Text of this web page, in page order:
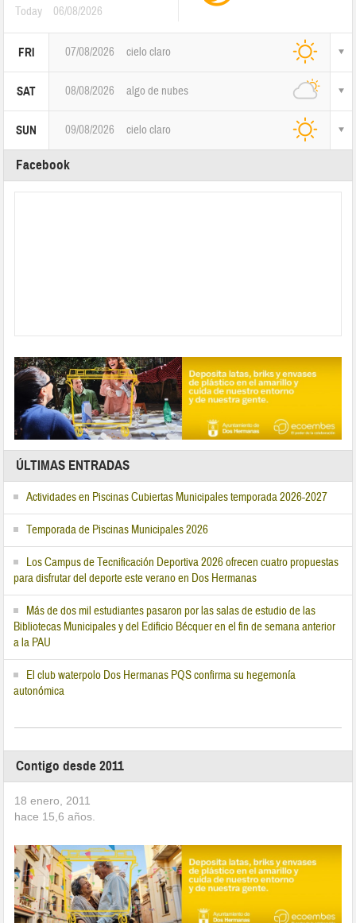
Today 06/08/2026
FRI 07/08/2026 cielo claro
SAT 08/08/2026 algo de nubes
SUN 09/08/2026 cielo claro
Facebook
ÚLTIMAS ENTRADAS
Actividades en Piscinas Cubiertas Municipales temporada 2026-2027
Temporada de Piscinas Municipales 2026
Los Campus de Tecnificación Deportiva 2026 ofrecen cuatro propuestas
para disfrutar del deporte este verano en Dos Hermanas
Más de dos mil estudiantes pasaron por las salas de estudio de las
Bibliotecas Municipales y del Edificio Bécquer en el fin de semana anterior
a la PAU
El club waterpolo Dos Hermanas PQS confirma su hegemonía
autonómica
Contigo desde 2011
18 enero, 2011
hace 15,6 años.